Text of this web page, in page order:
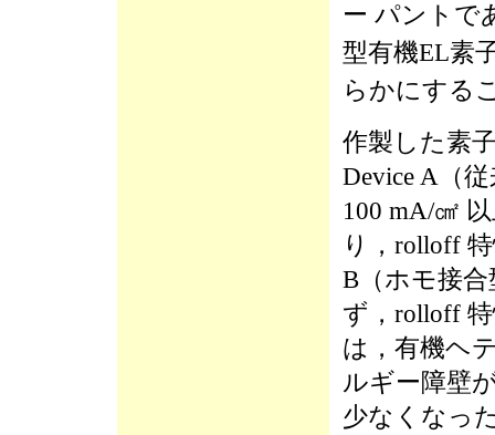
ー パントで
型有機EL素
らかにする
作製した素
Device A（
100 mA/㎠
り，rolloff
B（ホモ接
ず，rolloff
は，有機ヘ
ルギー障壁
少なくなっ